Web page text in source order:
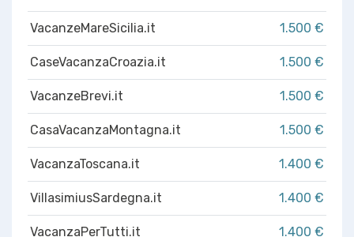
VacanzeMareSicilia.it 1.500 €
CaseVacanzaCroazia.it 1.500 €
VacanzeBrevi.it 1.500 €
CasaVacanzaMontagna.it 1.500 €
VacanzaToscana.it 1.400 €
VillasimiusSardegna.it 1.400 €
VacanzaPerTutti.it 1.400 €